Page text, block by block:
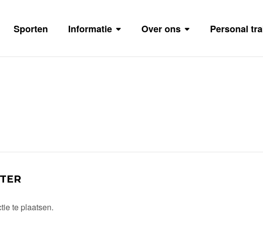
Sporten Informatie Over ons Personal
te plaatsen.